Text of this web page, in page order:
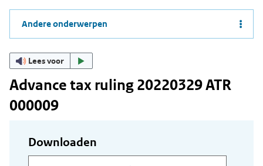
Andere onderwerpen
Lees voor
Advance tax ruling 20220329 ATR
000009
Downloaden